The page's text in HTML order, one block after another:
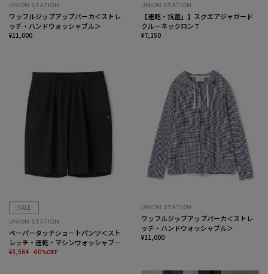
UNION STATION
ワッフルジップアップパーカ＜ストレ
ッチ・ハンドウォッシャブル＞
¥11,000
UNION STATION
【速乾・抗菌」】スクエアジャガード
クルーネックロンＴ
¥7,150
SALE
UNION STATION
ペーパータッチショートパンツ＜スト
レッチ・速乾・マシンウォッシャブ
ル・イージーケア・接触冷感＞
¥3,564 40%OFF
UNION STATION
ワッフルジップアップパーカ＜ストレ
ッチ・ハンドウォッシャブル＞
¥11,000